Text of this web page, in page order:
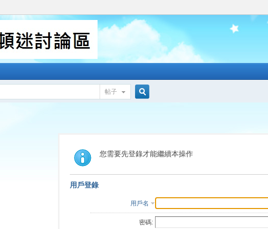
帖子
索
您需要先登錄才能繼續本操作
用戶登錄
用戶名
密碼: